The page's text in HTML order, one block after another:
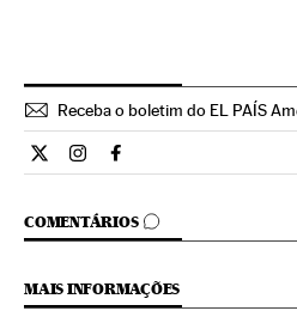
Receba o boletim do EL PAÍS
Internacional El País Brasil en
Internacional El País Brasil
Internacional El País
COMENTÁRIOS
COMENTÁRIOS
MAIS INFORMAÇÕES